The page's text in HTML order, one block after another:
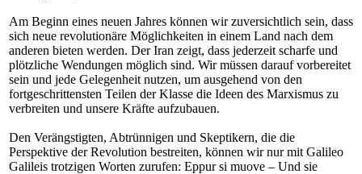
Am Beginn eines neuen Jahres können wir zuversichtlich sein, dass
sich neue revolutionäre Möglichkeiten in einem Land nach dem
anderen bieten werden. Der Iran zeigt, dass jederzeit scharfe und
plötzliche Wendungen möglich sind. Wir müssen darauf vorbereitet
sein und jede Gelegenheit nutzen, um ausgehend von den
fortgeschrittensten Teilen der Klasse die Ideen des Marxismus zu
verbreiten und unsere Kräfte aufzubauen.
Den Verängstigten, Abtrünnigen und Skeptikern, die die
Perspektive der Revolution bestreiten, können wir nur mit Galileo
Galileis trotzigen Worten zurufen: Eppur si muove – Und sie